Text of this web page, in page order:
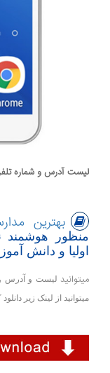
لیست آدرس و شماره
بهترین
منظور هوشمند
اولیا و دانش
میتوانید لیست و آدرس و
میتوانید از لینک زیر دانلود